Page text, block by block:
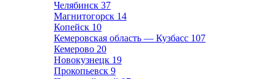
Челябинск 37
Магнитогорск 14
Копейск 10
Кемеровская область — Кузбасс 107
Кемерово 20
Новокузнецк 19
Прокопьевск 9